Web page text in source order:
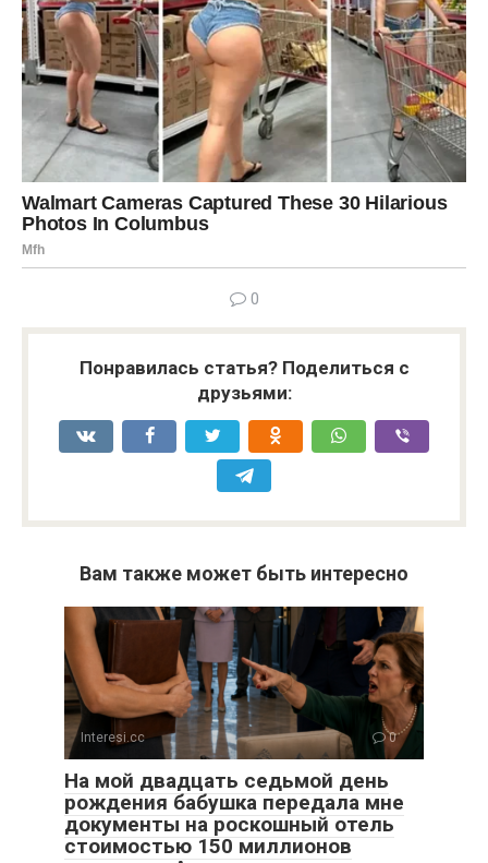
0
Понравилась статья? Поделиться с
друзьями:
Вам также может быть интересно
Interesi.cc 0
На мой двадцать седьмой день
рождения бабушка передала мне
документы на роскошный отель
стоимостью 150 миллионов